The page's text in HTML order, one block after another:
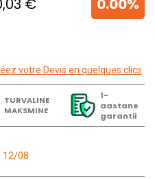
€ 0.00%
votre Devis en quelques clics
TURVALINE
MAKSMINE
1-
aastane
garantii
12/08